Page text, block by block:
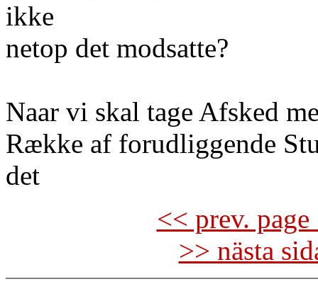
ikke
netop det modsatte?
Naar vi skal tage Afsked
Række af forudliggende
det
<< prev.
>> nästa